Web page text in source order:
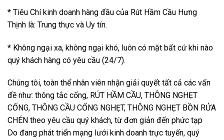
* Tiêu Chí kinh doanh hàng đầu của Rút Hầm Cầu Hưng
Thịnh là: Trung thực và Uy tín.
* Không ngại xa, không ngại khó, luôn có mặt bất cứ khi nào
quý khách hàng có yêu cầu (24/7).
Chúng tôi, toàn thể nhân viên nhận giải quyết tất cả các vấn
đề như: thông tắc cống, RÚT HẦM CẦU, THÔNG NGHẸT
CỐNG, THÔNG CẦU CỐNG NGHẸT, THÔNG NGHẸT BỒN RỬA
CHÉN theo yêu cầu quý khách, từ đơn giản đến phức tạp
Do đang phát triển mạng lưới kinh doanh trực tuyến, quý